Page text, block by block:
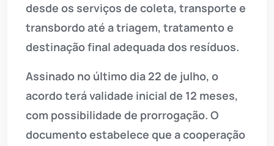
desde os serviços de coleta, transporte e
transbordo até a triagem, tratamento e
destinação final adequada dos resíduos.
Assinado no último dia 22 de julho, o
acordo terá validade inicial de 12 meses,
com possibilidade de prorrogação. O
documento estabelece que a cooperação